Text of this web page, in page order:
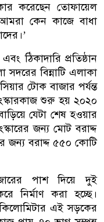
করেছেন তোফায়েল
কেন কাজে বাধা
ঠিকাদারি প্রতিষ্ঠান
সদরের বিন্নাটি এলাকা
টোক বাজার পর্যন্ত
শুরু হয় ২০২০
যেটা শেষ হওয়ার
জন্য মোট বরাদ্দ
জন্য বরাদ্দ ৫৫০ কোটি
পাশ দিয়ে দুই
নির্মাণ করা হচ্ছে।
কিলোমিটার এই সড়কের